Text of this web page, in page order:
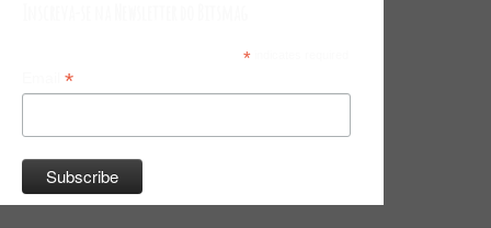
*indicates required
*